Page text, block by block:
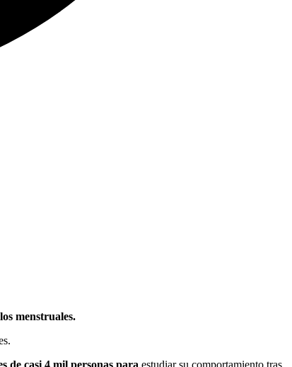
menstruales.
de casi 4 mil personas para estudiar su comportamiento tras